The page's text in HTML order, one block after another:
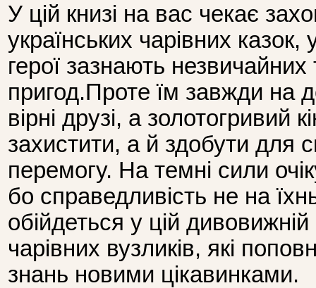
У цій книзі на вас чекає
українських чарівних казок,
герої зазнають
пригод.Проте їм завжди на
вірні друзі, а золотогривий
захистити, а й здобути для
перемогу. На темні сили
бо справедливість не на
обійдеться у цій
чарівних вузликів, які
знань новими цікавинками.